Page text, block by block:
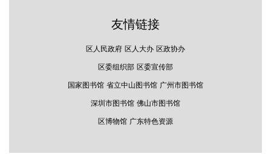
友情链接
区人民政府 区人大办 区政协办
区委组织部 区委宣传部
国家图书馆 省立中山图书馆 广州市图书馆
深圳市图书馆 佛山市图书馆
区博物馆 广东特色资源